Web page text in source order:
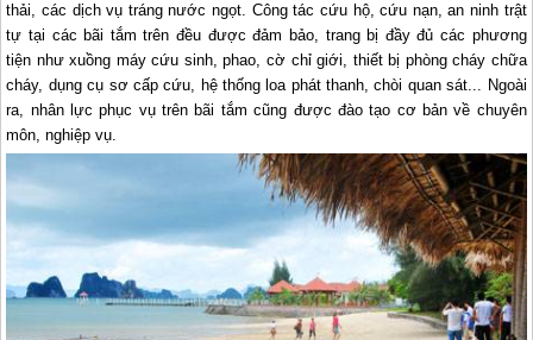
thải, các dịch vụ tráng nước ngọt. Công tác cứu hộ, cứu nạn, an ninh trật
tự tại các bãi tắm trên đều được đảm bảo, trang bị đầy đủ các phương
tiện như xuồng máy cứu sinh, phao, cờ chỉ giới, thiết bị phòng cháy chữa
cháy, dụng cụ sơ cấp cứu, hệ thống loa phát thanh, chòi quan sát... Ngoài
ra, nhân lực phục vụ trên bãi tắm cũng được đào tạo cơ bản về chuyên
môn, nghiệp vụ.